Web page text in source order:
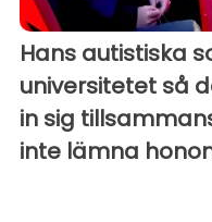
Hans autistiska
universitetet så
in sig
inte lämna